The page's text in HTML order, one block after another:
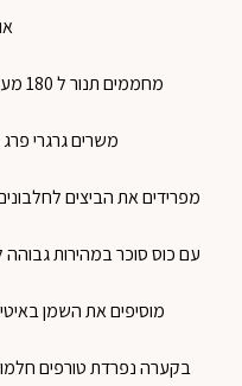
מחממיםתנורל
משריםגרגריפרג
מפרידיםאתהביצים
עםכוססוכרבמהירותגבוהה
מוסיפיםאתהשמן
בקערהנפרדתטורפים